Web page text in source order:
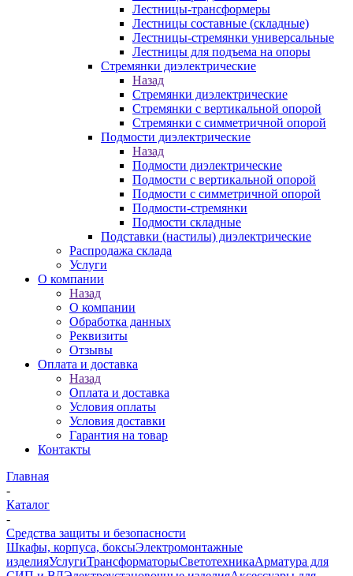
Лестницы-трансформеры
Лестницы составные (складные)
Лестницы-стремянки универсальные
Лестницы для подъема на опоры
Стремянки диэлектрические
Назад
Стремянки диэлектрические
Стремянки с вертикальной опорой
Стремянки с симметричной опорой
Подмости диэлектрические
Назад
Подмости диэлектрические
Подмости с вертикальной опорой
Подмости с симметричной опорой
Подмости-стремянки
Подмости складные
Подставки (настилы) диэлектрические
Распродажа склада
Услуги
О компании
Назад
О компании
Обработка данных
Реквизиты
Отзывы
Оплата и доставка
Назад
Оплата и доставка
Условия оплаты
Условия доставки
Гарантия на товар
Контакты
Главная
-
Каталог
-
Средства защиты и безопасности
Шкафы, корпуса, боксыЭлектромонтажные
изделияУслугиТрансформаторыСветотехникаАрматура для